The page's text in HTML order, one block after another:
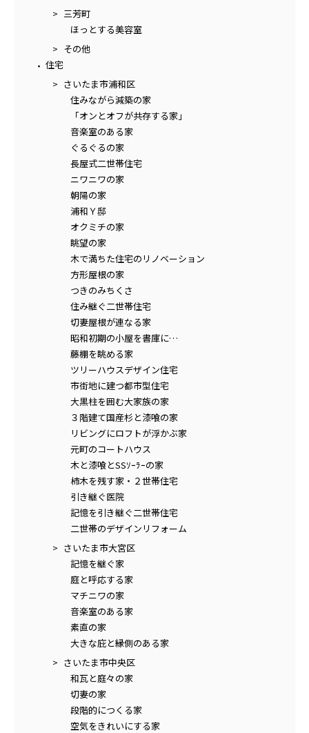
三芳町
ほっとする美容室
その他
住宅
さいたま市浦和区
住みながら減築の家
「オンとオフが共存する家」
音楽室のある家
ぐるぐるの家
長屋式二世帯住宅
ニワニワの家
朝陽の家
浦和Ｙ邸
オクミチの家
眺望の家
木で満ちた住宅のリノベーション
方形屋根の家
つきのみちくさ
住み継ぐ二世帯住宅
切妻屋根が連なる家
昭和初期の小屋を書庫に…
藤棚を眺める家
ツリーハウスデザイン住宅
市街地に建つ都市型住宅
大黒柱を囲む大家族の家
３階建て国産杉と漆喰の家
リビングにロフトが浮かぶ家
元町のコートハウス
木と漆喰とSSｿｰﾗｰの家
柿木を残す家・２世帯住宅
引き継ぐ医院
記憶を引き継ぐ二世帯住宅
二世帯のデザインリフォーム
さいたま市大宮区
記憶を継ぐ家
庭と呼応する家
マチニワの家
音楽室のある家
素直の家
大きな庇と縁側のある家
さいたま市中央区
和瓦と庭々の家
切妻の家
段階的につくる家
空気をきれいにする家